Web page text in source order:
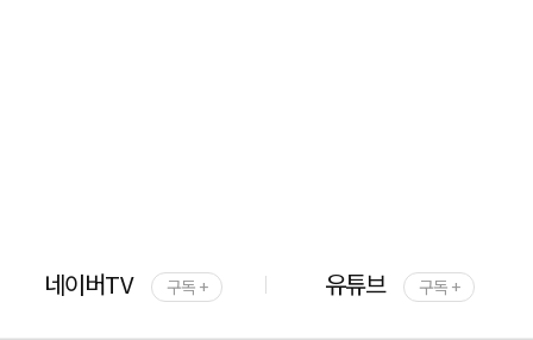
네이버TV 구독 + 유튜브 구독 +